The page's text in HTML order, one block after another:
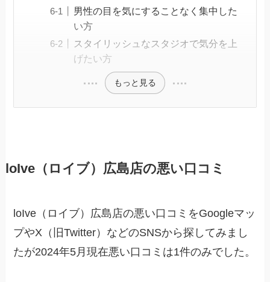
男性の目を気にすることなく集中した
い方
スタイリッシュなスタジオで気分を上
げたい方
もっと見る
loIve（ロイブ）広島店の悪い口コミ
loIve（ロイブ）広島店の悪い口コミをGoogleマッ
プやX（旧Twitter）などのSNSから探してみまし
たが2024年5月現在悪い口コミは1件のみでした。